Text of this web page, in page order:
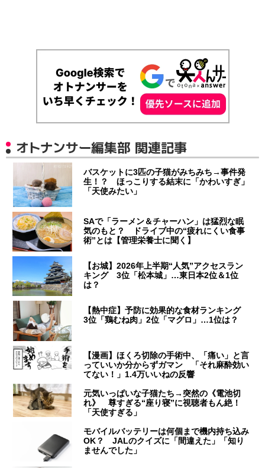
オトナンサー編集部 関連記事
バスケットに3匹の子猫がみちみち→事件発
生！？ ほっこりする結末に「かわいすぎ」
「天使みたい」
SAで「ラーメン＆チャーハン」は猛烈な眠
気のもと？ ドライブ中の“疲れにくい食事
術”とは【管理栄養士に聞く】
【お城】2026年上半期“人気”アクセスラン
キング 3位「松本城」…東日本2位＆1位
は？
【熱中症】予防に効果的な食材ランキング
3位「鶏むね肉」2位「マグロ」…1位は？
【漫画】ほくろ切除の手術中、「痛い」と言
っていいか分からずガマン 「それ麻酔効い
てない！」1.4万いいねの反響
元気いっぱいな子猫たち→突然の《電池切
れ》 尊すぎる“座り寝”に視聴者もん絶！
「天使すぎる」
モバイルバッテリーは何個まで機内持ち込み
OK？ JALのクイズに「間違えた」「知り
ませんでした」